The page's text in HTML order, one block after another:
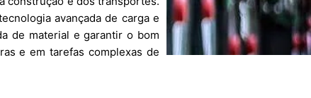
avançada de carga e
de material e garantir o bom
e em tarefas complexas de